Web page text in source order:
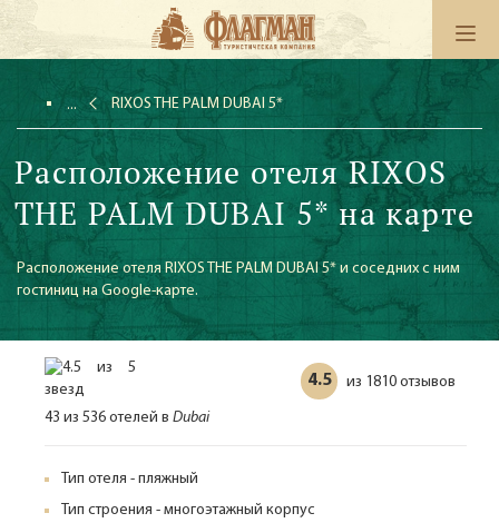
RIXOS THE PALM DUBAI 5*
Расположение отеля RIXOS
THE PALM DUBAI 5* на карте
Расположение отеля RIXOS THE PALM DUBAI 5* и соседних с ним
гостиниц на Google-карте.
4.5 из 1810 отзывов
43 из 536 отелей в Dubai
Тип отеля - пляжный
Тип строения - многоэтажный корпус